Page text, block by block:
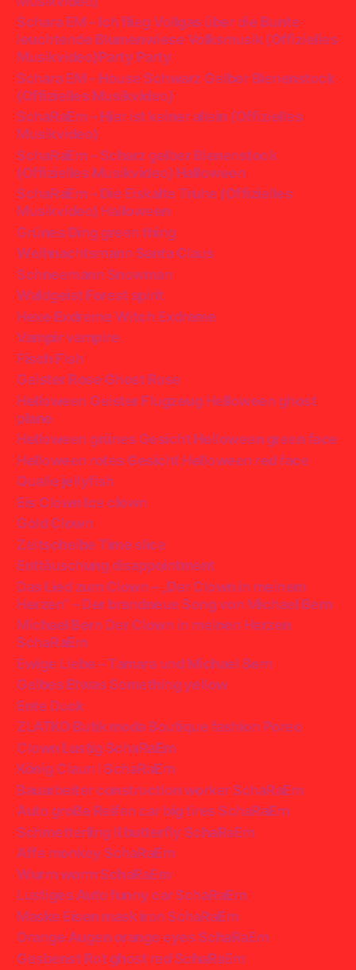
Schara EM – Ich flieg Vollgas über die Bunte
leuchtende Blumenwiese Volksmusik (Offizielles
Musikvideo)Party Party
Schara EM – House Schwarz Gelber Bienenstock
(Offizielles Musikvideo)
SchaRaEm – Hier ist keiner allein (Offizielles
Musikvideo)
SchaRaEm – Scharz gelber Bienenstock
(Offizielles Musikvideo) Halloween
SchaRaEm – Die Eiskalte Truhe (Offizielles
Musikvideo) Halloween
Grünes Ding green thing
Weihnachtsmann Santa Claus
Schneemann Snowman
Waldgeist Forest spirit
Hexe Exdreme Witch Exdreme
Vampir vampire
Fisch Fish
Geister Rose Ghost Rose
Helloween Geister Flugzeug Helloween ghost
plane
Helloween grünes Gesicht Helloween green face
Helloween rotes Gesicht Helloween red face
Qualle jellyfish
Eis Clown Ice clown
Gold Clown
Zeitscheibe Time slice
Enttäuschung disappointment
Das Lied zum Clown – „Der Clown in meinem
Herzen“ – Der brandneue Song von Michael Bern
Michael Bern Der Clown in meinen Herzen
SchaRaEm
Ewige Liebe – Tamara und Michael Bern
Gelbes Etwas Something yellow
Ente Duck
ZLATKO Butik moda Boutique fashion Porec
Clown Lustig SchaRaEm
König Claun I SchaRaEm
Bauarbeiter construction worker SchaRaEm
Auto große Reifen car big tires SchaRaEm
Schmetterling II butterfly SchaRaEm
Affe monkey SchaRaEm
Wurm worm SchaRaEm
Lustiges Auto funny car SchaRaEm
Maske Eisen mask iron SchaRaEm
Orange Augen orange eyes SchaRaEm
Gesbenst Rot ghost red SchaRaEm